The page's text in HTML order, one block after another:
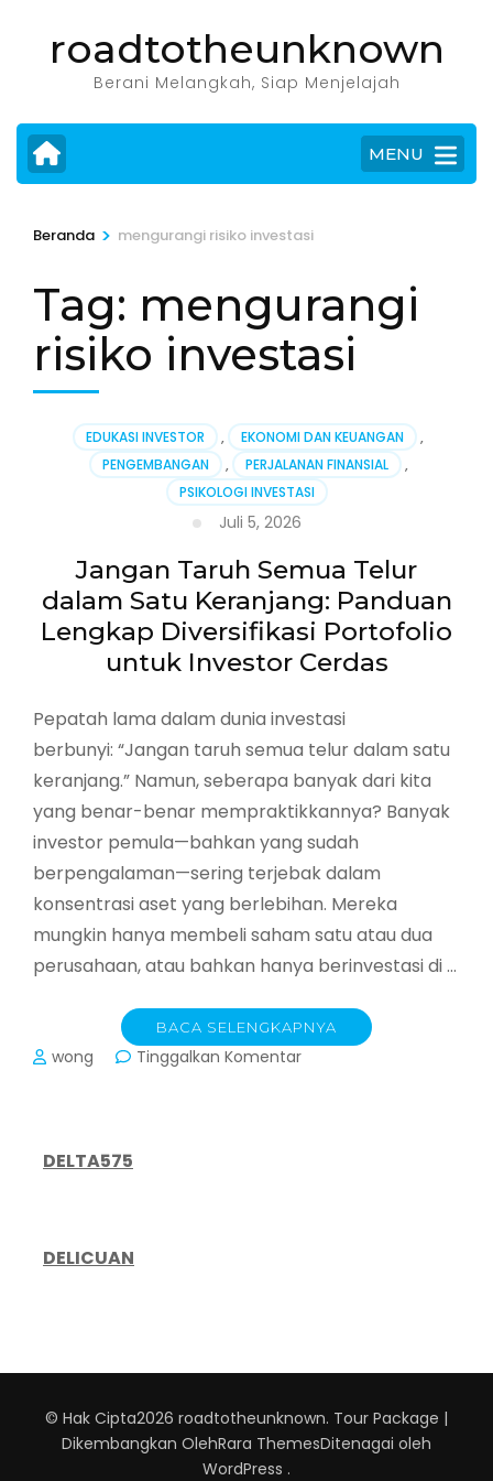
Enter)
roadtotheunknown
Berani Melangkah, Siap Menjelajah
MENU
Beranda > mengurangi risiko investasi
Tag: mengurangi
risiko investasi
EDUKASI INVESTOR , EKONOMI DAN KEUANGAN
,
PENGEMBANGAN
, PERJALANAN FINANSIAL
,
PSIKOLOGI INVESTASI
Juli 5, 2026
Jangan Taruh Semua Telur
dalam Satu Keranjang: Panduan
Lengkap Diversifikasi Portofolio
untuk Investor Cerdas
Pepatah lama dalam dunia investasi
berbunyi: “Jangan taruh semua telur dalam satu
keranjang.” Namun, seberapa banyak dari kita
yang benar-benar mempraktikkannya? Banyak
investor pemula—bahkan yang sudah
berpengalaman—sering terjebak dalam
konsentrasi aset yang berlebihan. Mereka
mungkin hanya membeli saham satu atau dua
perusahaan, atau bahkan hanya berinvestasi di …
BACA SELENGKAPNYA
wong Tinggalkan Komentarpada
Cerdas
DELTA575
DELICUAN
© Hak Cipta2026 roadtotheunknown. Tour Package |
Dikembangkan OlehRara ThemesDitenagai oleh
WordPress .